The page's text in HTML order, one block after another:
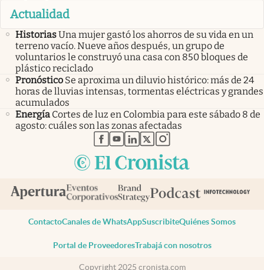
Actualidad
HistoriasUna mujer gastó los ahorros de su vida en un
terreno vacío. Nueve años después, un grupo de
voluntarios le construyó una casa con 850 bloques de
plástico reciclado
Pronóstico Se aproxima un diluvio histórico: más de 24
horas de lluvias intensas, tormentas eléctricas y grandes
acumulados
Energía Cortes de luz en Colombia para este sábado 8 de
agosto: cuáles son las zonas afectadas
abre en nueva pestaña
abre en nueva pestaña
abre en nueva pestaña
abre en nueva pestaña
abre en nueva pestaña
ContactoCanales de WhatsAppSuscribiteQuiénes Somos
Portal de ProveedoresTrabajá con nosotros
Copyright 2025 cronista.com